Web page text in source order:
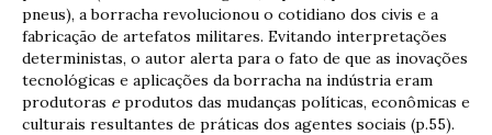
pneus), a borracha revolucionou o cotidiano dos civis e a
fabricação de artefatos militares. Evitando interpretações
deterministas, o autor alerta para o fato de que as inovações
tecnológicas e aplicações da borracha na indústria eram
produtoras e produtos das mudanças políticas, econômicas e
culturais resultantes de práticas dos agentes sociais (p.55).